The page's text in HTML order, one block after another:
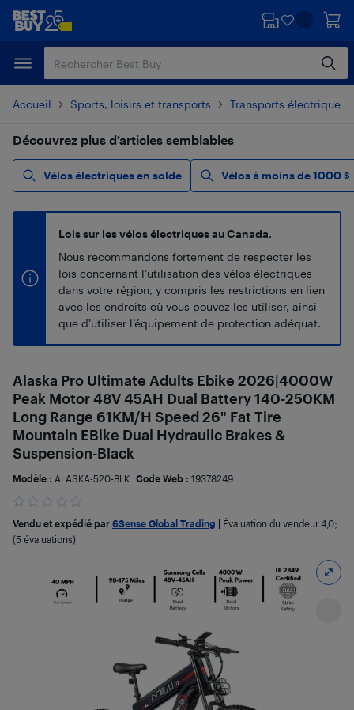
Passer
principal
Passer
Accueil Sports, loisirs et transports Transports électriques
Découvrez plus d’articles semblables
Vélos électriques en solde Vélos à moins de 1000 $
Lois sur les vélos électriques au Canada.
Nous recommandons fortement de respecter les
lois concernant l’utilisation des vélos électriques
dans votre région, y compris les restrictions en lien
avec les endroits où vous pouvez les utiliser, ainsi
que d’utiliser l’équipement de protection adéquat.
Alaska Pro Ultimate Adults Ebike 2026|4000W
Peak Motor 48V 45AH Dual Battery 140-250KM
Long Range 61KM/H Speed 26" Fat Tire
Mountain EBike Dual Hydraulic Brakes &
Suspension-Black
Modèle : ALASKA-520-BLK Code Web : 19378249
Vendu et expédié par 6Sense Global Trading Évaluation du vendeur 4,0;
(5 évaluations)